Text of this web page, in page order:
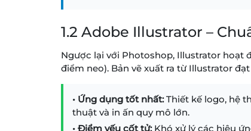
1.2 Adobe Illustrator –
Ngược lại với Photoshop, Illustrator hoạt
điểm neo). Bản vẽ xuất ra từ Illustrator
• Ứng dụng tốt nhất:Thiết kế logo, hệ
thuật và in ấn quy mô lớn.
• Điểm yếu cốt tử:Khó xử lý các hiệu